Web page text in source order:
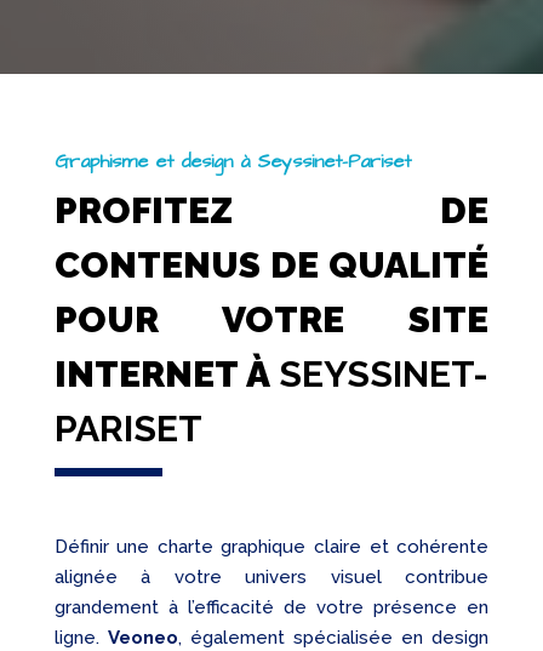
Graphisme et design à Seyssinet-Pariset
PROFITEZ DE
CONTENUS DE QUALITÉ
POUR VOTRE SITE
INTERNET À SEYSSINET-
PARISET
Définir une charte graphique claire et cohérente
alignée à votre univers visuel contribue
grandement à l’efficacité de votre présence en
ligne. Veoneo, également spécialisée en design